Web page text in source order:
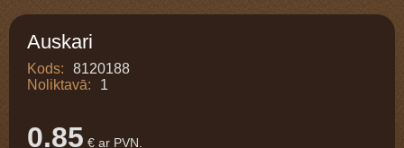
Auskari
Kods:
8120188
Noliktavā:
1
0.85 € ar PVN.